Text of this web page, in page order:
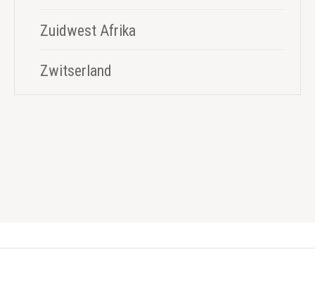
Zuidwest Afrika
Zwitserland